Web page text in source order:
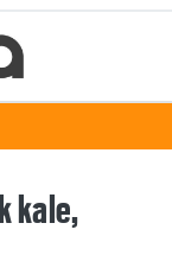
kale,